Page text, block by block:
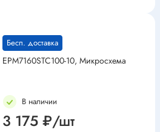
Бесп. доставка
EPM7160STC100-10, Микросхема
В наличии
3 175 ₽/шт